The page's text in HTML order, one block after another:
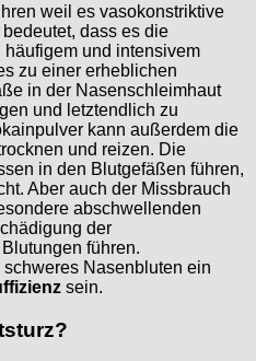
weil es vasokonstriktive
dass es die
und intensivem
zu einer erheblichen
in der Nasenschleimhaut
und letztendlich zu
kann außerdem die
und reizen. Die
in den Blutgefäßen führen,
Aber auch der Missbrauch
abschwellenden
der
führen.
schweres Nasenbluten ein
sein.